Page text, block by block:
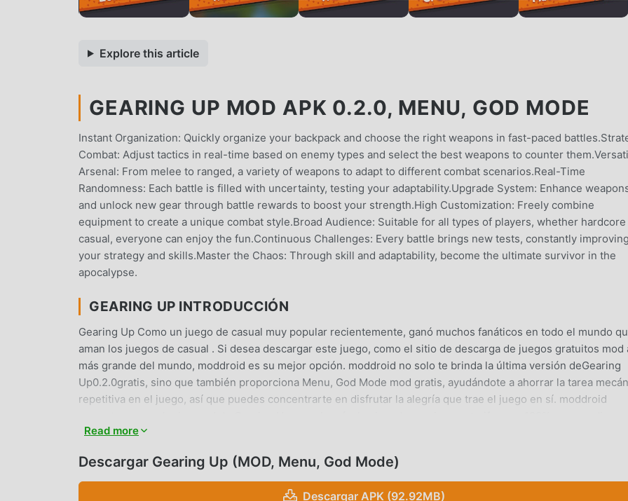
Explore this article
GEARING UP MOD APK 0.2.0, MENU, GOD MODE
Instant Organization: Quickly organize your backpack and choose the right weapons in fast-paced
Combat: Adjust tactics in real-time based on enemy types and select the best weapons to counter
Arsenal: From melee to ranged, a variety of weapons to adapt to different combat scenarios.Real-Time
Randomness: Each battle is filled with uncertainty, testing your adaptability.Upgrade System: Enhance
and unlock new gear through battle rewards to boost your strength.High Customization: Freely combine
equipment to create a unique combat style.Broad Audience: Suitable for all types of players, whether
casual, everyone can enjoy the fun.Continuous Challenges: Every battle brings new tests, constantly improving
your strategy and skills.Master the Chaos: Through skill and adaptability, become the ultimate survivor in the
apocalypse.
GEARING UP INTRODUCCIÓN
Gearing Up Como un juego de casual muy popular recientemente, ganó muchos fanáticos en todo el mundo
aman los juegos de casual . Si desea descargar este juego, como el sitio de descarga de juegos gratuitos mod
más grande del mundo, moddroid es su mejor opción. moddroid no solo te brinda la última versión deGearing
Up0.2.0gratis, sino que también proporciona Menu, God Mode mod gratis, ayudándote a ahorrar la tarea
repetitiva en el juego, así que puedes concentrarte en disfrutar la alegría que trae el juego en sí. moddroid
y de instalación gratuita. Simplemente descargue el cliente moddroid, puede descargar e instalar Gearing Up
JUGABILIDAD ÚNICA
Read more
Descargar Gearing Up (MOD, Menu, God Mode)
Descargar APK (92.92MB)